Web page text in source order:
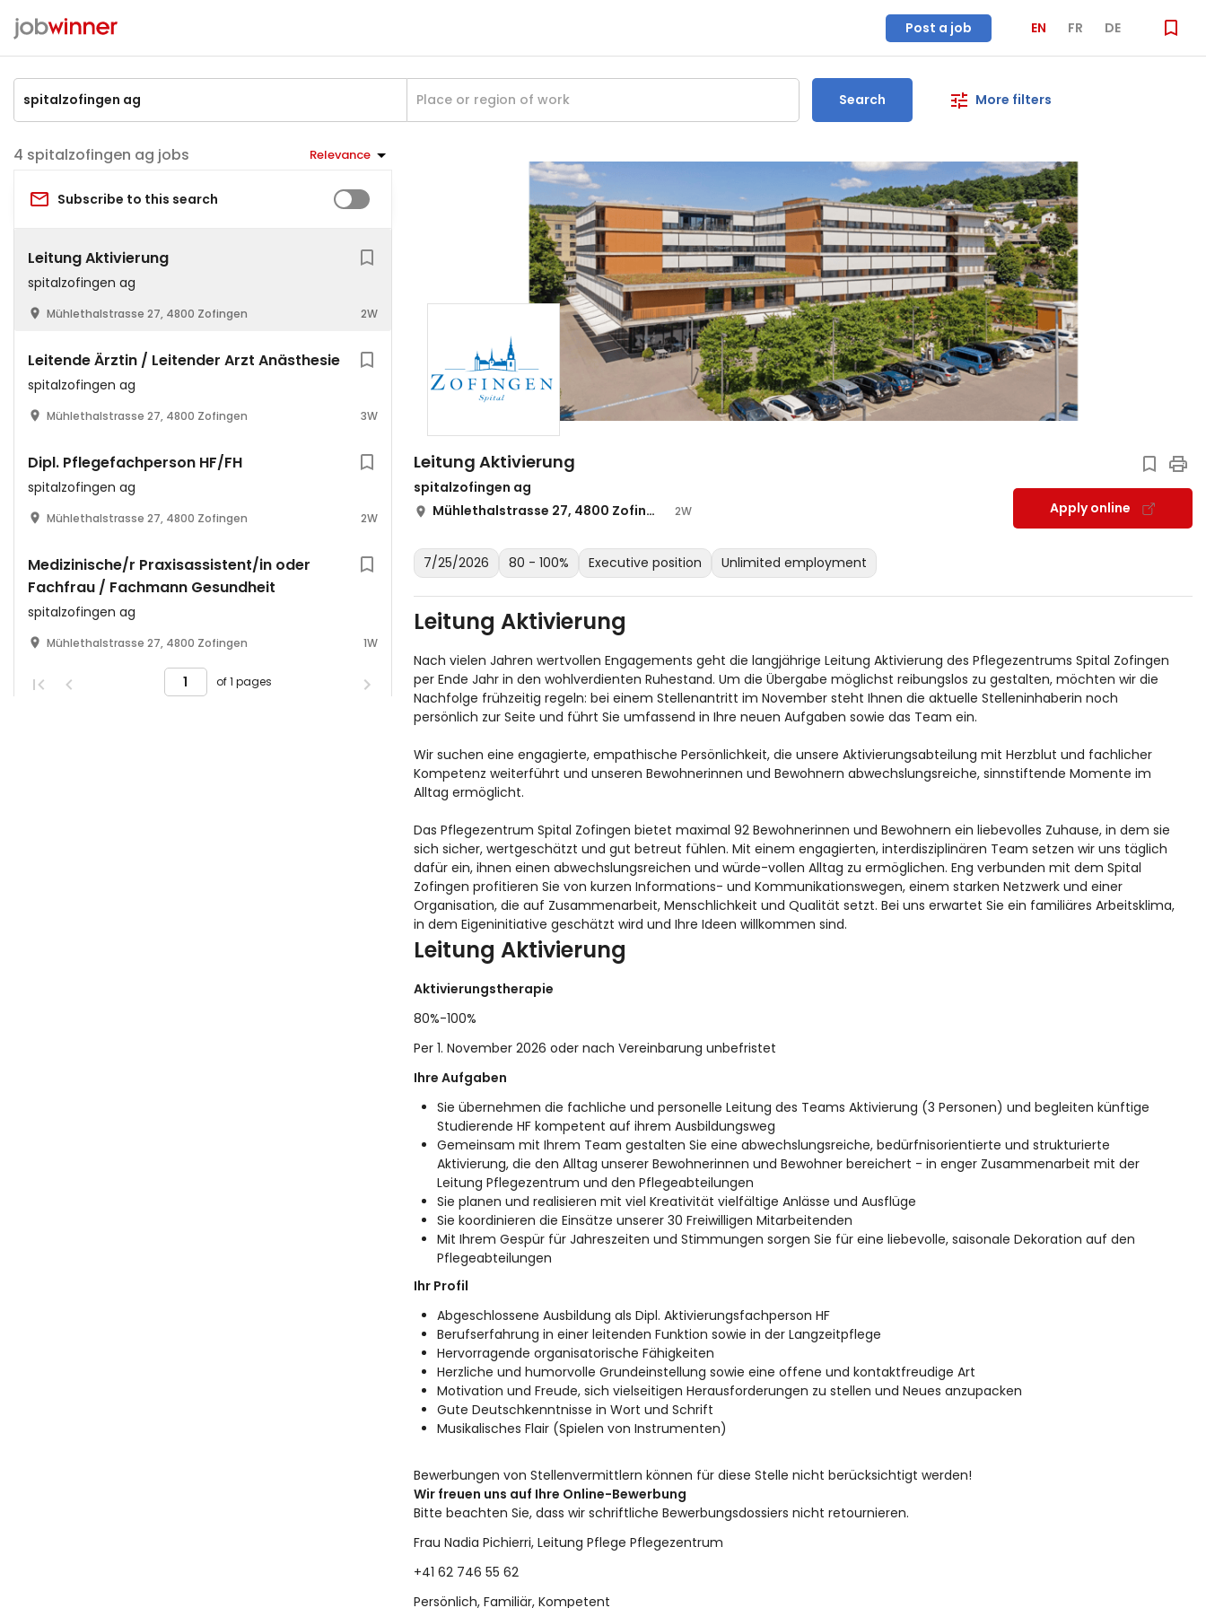
Post a job EN FR DE
Search More filters
spitalzofingen ag jobs Relevance
Subscribe to this search
Leitung Aktivierung
spitalzofingen ag
Mühlethalstrasse 27, 4800 Zofingen 2W
Leitende Ärztin / Leitender Arzt Anästhesie
spitalzofingen ag
Mühlethalstrasse 27, 4800 Zofingen 3W
Dipl. Pflegefachperson HF/FH
spitalzofingen ag
Mühlethalstrasse 27, 4800 Zofingen 2W
Medizinische/r Praxisassistent/in oder
Fachfrau / Fachmann Gesundheit
spitalzofingen ag
Mühlethalstrasse 27, 4800 Zofingen 1W
of 1 pages
Leitung Aktivierung
spitalzofingen ag
Mühlethalstrasse 27, 4800 Zofingen
2W Apply online
7/25/2026 80 - 100% Executive position Unlimited employment
Leitung Aktivierung
Nach vielen Jahren wertvollen Engagements geht die langjährige Leitung Aktivierung des Pflegezentrums Spital Zofingen
per Ende Jahr in den wohlverdienten Ruhestand. Um die Übergabe möglichst reibungslos zu gestalten, möchten wir die
Nachfolge frühzeitig regeln: bei einem Stellenantritt im November steht Ihnen die aktuelle Stelleninhaberin noch
persönlich zur Seite und führt Sie umfassend in Ihre neuen Aufgaben sowie das Team ein.
Wir suchen eine engagierte, empathische Persönlichkeit, die unsere Aktivierungsabteilung mit Herzblut und fachlicher
Kompetenz weiterführt und unseren Bewohnerinnen und Bewohnern abwechslungsreiche, sinnstiftende Momente im
Alltag ermöglicht.
Das Pflegezentrum Spital Zofingen bietet maximal 92 Bewohnerinnen und Bewohnern ein liebevolles Zuhause, in dem sie
sich sicher, wertgeschätzt und gut betreut fühlen. Mit einem engagierten, interdisziplinären Team setzen wir uns täglich
dafür ein, ihnen einen abwechslungsreichen und würde-vollen Alltag zu ermöglichen. Eng verbunden mit dem Spital
Zofingen profitieren Sie von kurzen Informations- und Kommunikationswegen, einem starken Netzwerk und einer
Organisation, die auf Zusammenarbeit, Menschlichkeit und Qualität setzt. Bei uns erwartet Sie ein familiäres Arbeitsklima,
in dem Eigeninitiative geschätzt wird und Ihre Ideen willkommen sind.
Leitung Aktivierung
Aktivierungstherapie
80%-100%
Per 1. November 2026 oder nach Vereinbarung unbefristet
Ihre Aufgaben
Sie übernehmen die fachliche und personelle Leitung des Teams Aktivierung (3 Personen) und begleiten künftige
Studierende HF kompetent auf ihrem Ausbildungsweg
Gemeinsam mit Ihrem Team gestalten Sie eine abwechslungsreiche, bedürfnisorientierte und strukturierte
Aktivierung, die den Alltag unserer Bewohnerinnen und Bewohner bereichert - in enger Zusammenarbeit mit der
Leitung Pflegezentrum und den Pflegeabteilungen
Sie planen und realisieren mit viel Kreativität vielfältige Anlässe und Ausflüge
Sie koordinieren die Einsätze unserer 30 Freiwilligen Mitarbeitenden
Mit Ihrem Gespür für Jahreszeiten und Stimmungen sorgen Sie für eine liebevolle, saisonale Dekoration auf den
Pflegeabteilungen
Ihr Profil
Abgeschlossene Ausbildung als Dipl. Aktivierungsfachperson HF
Berufserfahrung in einer leitenden Funktion sowie in der Langzeitpflege
Hervorragende organisatorische Fähigkeiten
Herzliche und humorvolle Grundeinstellung sowie eine offene und kontaktfreudige Art
Motivation und Freude, sich vielseitigen Herausforderungen zu stellen und Neues anzupacken
Gute Deutschkenntnisse in Wort und Schrift
Musikalisches Flair (Spielen von Instrumenten)
Bewerbungen von Stellenvermittlern können für diese Stelle nicht berücksichtigt werden!
Wir freuen uns auf Ihre Online-Bewerbung
Bitte beachten Sie, dass wir schriftliche Bewerbungsdossiers nicht retournieren.
Frau Nadia Pichierri, Leitung Pflege Pflegezentrum
+41 62 746 55 62
Persönlich, Familiär, Kompetent